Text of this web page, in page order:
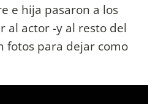
e hija pasaron a los
al actor -y al resto del
fotos para dejar como